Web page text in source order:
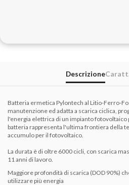
Descrizione
Batteria ermetica Pylontech al Litio-Ferro-
manutenzione ed adatta a scarica ciclica,
l'energia elettrica di un impianto
batteria rappresenta l'ultima frontiera della
accumulo per il fotovoltaico.
La durata è di oltre 6000 cicli, con scarica
11 anni di lavoro.
Maggiore profondità di scarica (DOD 90%)
utilizzare più energia